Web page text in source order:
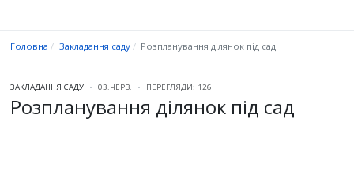
Головна Закладання саду Розпланування ділянок під сад
ЗАКЛАДАННЯ САДУ 03.ЧЕРВ. ПЕРЕГЛЯДИ: 126
Розпланування ділянок під сад